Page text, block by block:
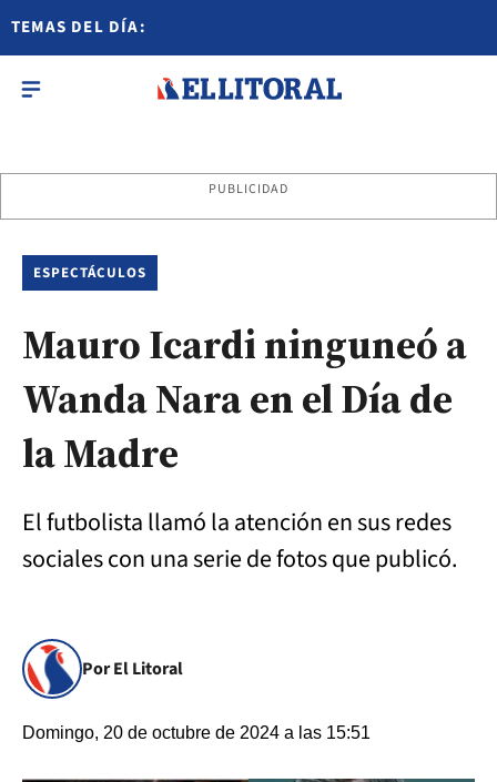
TEMAS DEL DÍA:
PUBLICIDAD
ESPECTÁCULOS
Mauro Icardi ninguneó a
Wanda Nara en el Día de
la Madre
El futbolista llamó la atención en sus redes
sociales con una serie de fotos que publicó.
Por El Litoral
Domingo, 20 de octubre de 2024 a las 15:51